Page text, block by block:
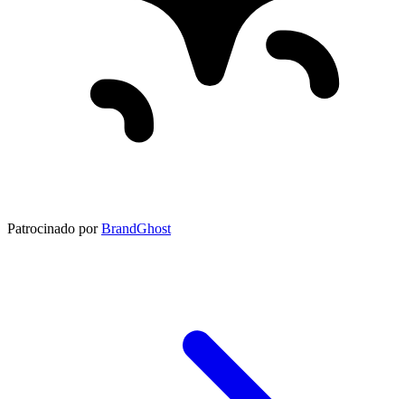
Patrocinado por BrandGhost